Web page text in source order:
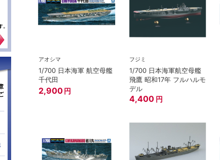
アオシマ
1/700 日本海軍 航空母艦
千代田
2,900 円
フジミ
1/700 日本海軍航空母艦
飛鷹 昭和17年 フルハルモ
デル
4,400 円